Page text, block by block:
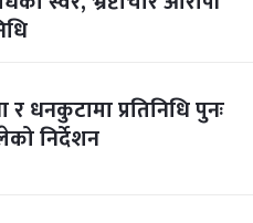
धनकुटामा प्रतिनिधि पुनः
निर्देशन